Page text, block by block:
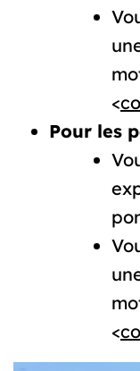
<
Pour les
<